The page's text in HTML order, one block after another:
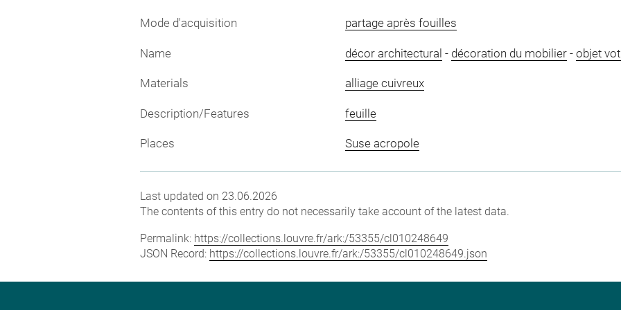
Mode d'acquisition partage après fouilles
Name décor architectural - décoration du mobilier- objet
Materials alliage cuivreux
Description/Features feuille
Places Suse acropole
Last updated on 23.06.2026
The contents of this entry do not necessarily take account of the latest data.
Permalink: https://collections.louvre.fr/ark:/53355/cl010248649
JSON Record: https://collections.louvre.fr/ark:/53355/cl010248649.json